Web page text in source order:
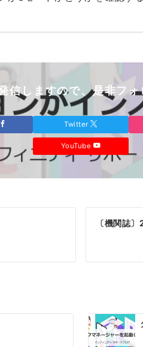
信しますので、是非フォ
Twitter
YouTube
〔機関誌